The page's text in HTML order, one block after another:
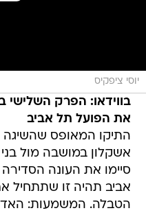
יוסי ציפקיס
את הפועל תל אביב
התיקו המאופס
אשקלון במושבה מול
אביב תהיה זו שתתחיל
הטבלה. המשמעות: